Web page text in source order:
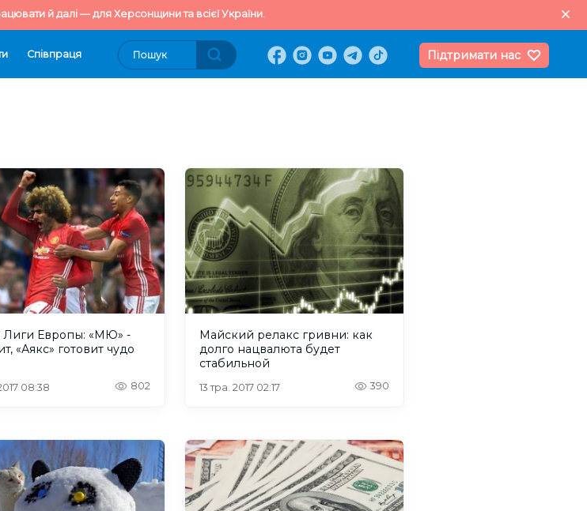
й далі — для Херсонщини та всієї України.
Cпівпраця Підтримати нас
Лиги Европы: «МЮ» -
«Аякс» готовит чудо
08:38 802
Майский релакс гривни: как
долго нацвалюта будет
стабильной
13 тра. 2017 02:17 390